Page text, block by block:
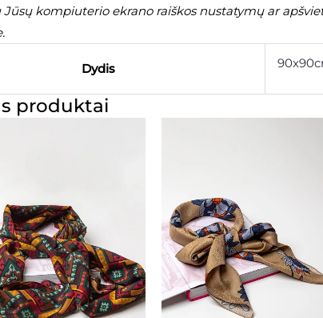
Jūsų kompiuterio ekrano raiškos nustatymų ar
Dydis
produktai